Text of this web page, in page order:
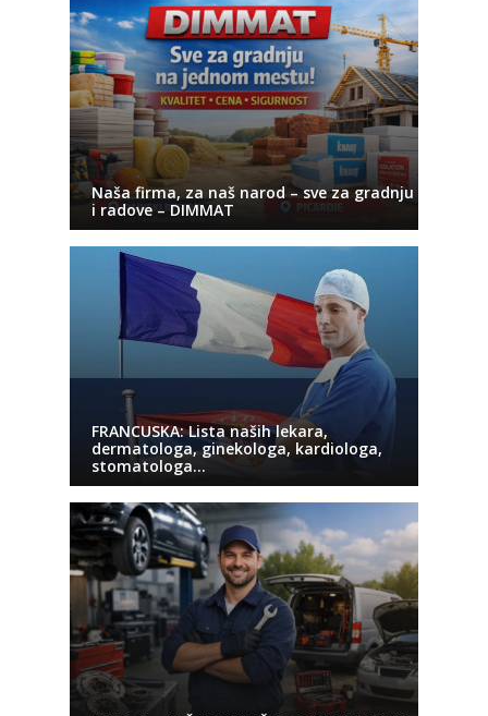
Naša firma, za naš narod – sve za gradnju
i radove – DIMMAT
FRANCUSKA: Lista naših lekara,
dermatologa, ginekologa, kardiologa,
stomatologa…